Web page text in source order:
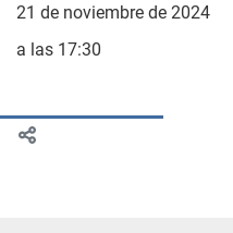
21 de noviembre de 2024
a las 17:30